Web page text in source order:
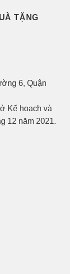
TẶNG
6, Quận
Kế hoạch và
12 năm 2021.